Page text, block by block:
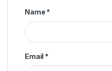
Name *
Email *